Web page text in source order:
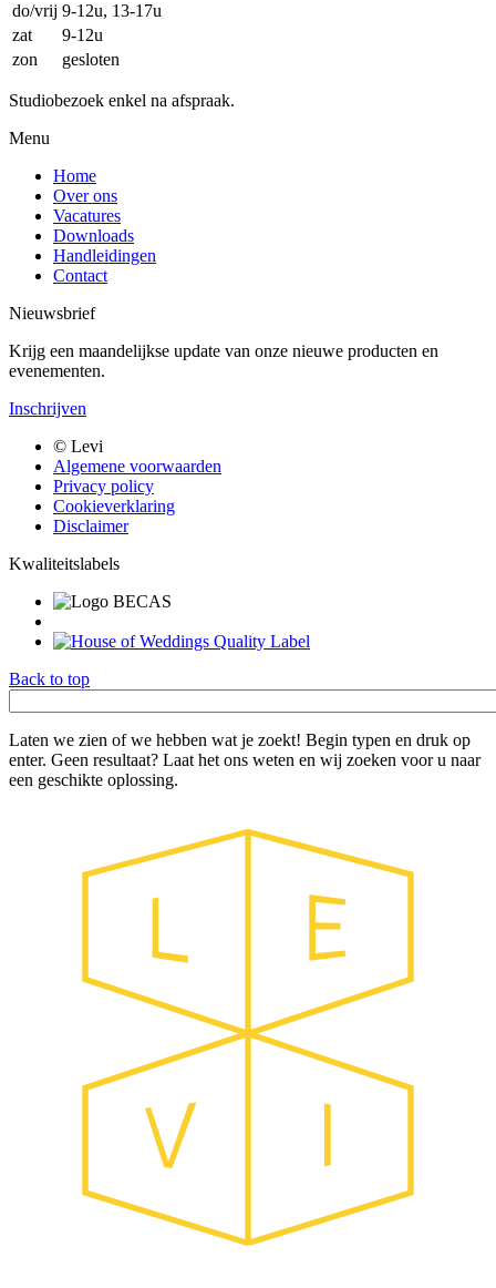
do/vrij 9-12u, 13-17u
zat
9-12u
zon
gesloten
Studiobezoek enkel na afspraak.
Menu
Home
Over ons
Vacatures
Downloads
Handleidingen
Contact
Nieuwsbrief
Krijg een maandelijkse update van onze nieuwe producten en
evenementen.
Inschrijven
Bottom
menu
© Levi
Algemene voorwaarden
Privacy policy
Cookieverklaring
Disclaimer
Kwaliteitslabels
Back to top
Laten we zien of we hebben wat je zoekt! Begin typen en druk op
enter. Geen resultaat? Laat het ons weten en wij zoeken voor u naar
een geschikte oplossing.